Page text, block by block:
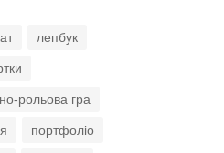
лепбук
рольова гра
портфоліо